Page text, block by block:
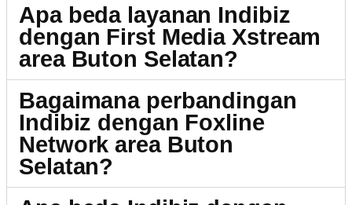
Apa beda layanan Indibiz
dengan First Media Xstream
area Buton Selatan?
Bagaimana perbandingan
Indibiz dengan Foxline
Network area Buton
Selatan?